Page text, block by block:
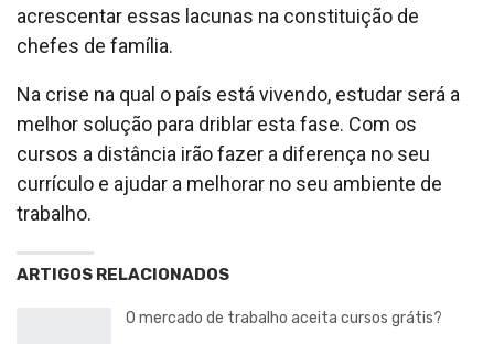
acrescentar essas lacunas na constituição de
chefes de família.
Na crise na qual o país está vivendo, estudar será a
melhor solução para driblar esta fase. Com os
cursos a distância irão fazer a diferença no seu
currículo e ajudar a melhorar no seu ambiente de
trabalho.
ARTIGOS RELACIONADOS
O mercado de trabalho aceita cursos grátis?